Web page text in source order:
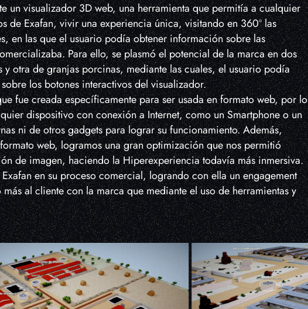
un visualizador 3D web, una herramienta que permitía a cualquier
de Exafan, vivir una experiencia única, visitando en 360º las
en las que el usuario podía obtener información sobre las
Para ello, se plasmó el potencial de la marca en dos
y otra de granjas porcinas, mediante las cuales, el usuario podía
los botones interactivos del visualizador.
fue creada específicamente para ser usada en formato web, por lo
dispositivo con conexión a Internet, como un Smartphone o un
ni de otros gadgets para lograr su funcionamiento. Además,
web, logramos una gran optimización que nos permitió
de imagen, haciendo la Hiperexperiencia todavía más inmersiva.
en su proceso comercial, logrando con ella un engagement
al cliente con la marca que mediante el uso de herramientas y